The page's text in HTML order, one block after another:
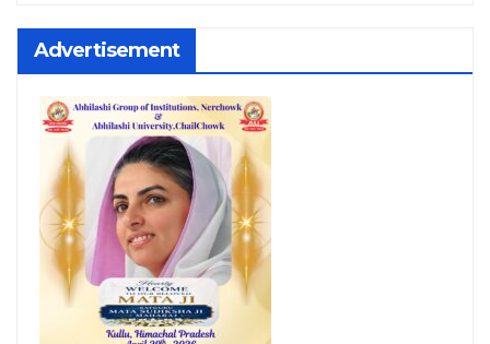
Advertisement